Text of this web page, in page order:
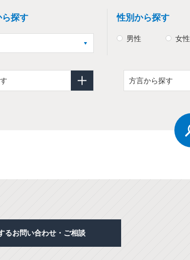
探す 性別から探す
男性 女性
方言から探す
るお問い合わせ・ご相談